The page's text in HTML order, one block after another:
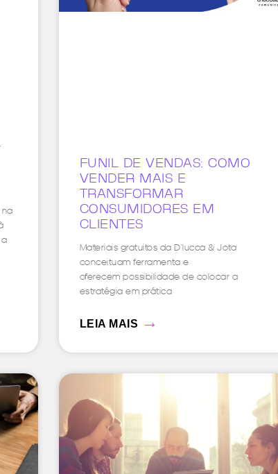
FUNIL DE VENDAS: COMO
VENDER MAIS E
TRANSFORMAR
CONSUMIDORES EM
CLIENTES
Materiais gratuitos da D’lucca & Jota
conceituam ferramenta e
oferecem possibilidade de colocar a
estratégia em prática
LEIA MAIS →